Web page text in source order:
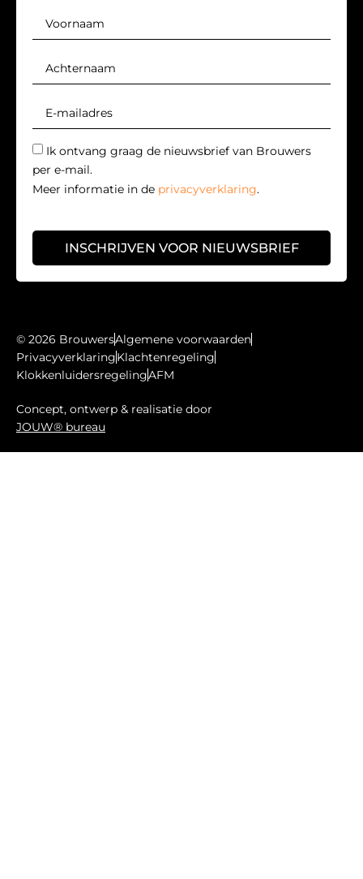
Ik ontvang graag de nieuwsbrief van Brouwers
per e-mail.
Meer informatie in de privacyverklaring.
INSCHRIJVEN VOOR NIEUWSBRIEF
© 2026 BrouwersAlgemene voorwaarden
PrivacyverklaringKlachtenregeling
KlokkenluidersregelingAFM
Concept, ontwerp & realisatie door
JOUW® bureau